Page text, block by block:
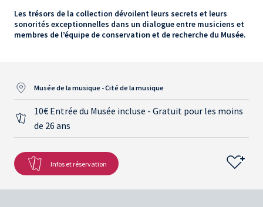
Les trésors de la collection dévoilent leurs secrets et leurs
sonorités exceptionnelles dans un dialogue entre musiciens et
membres de l’équipe de conservation et de recherche du Musée.
Musée de la musique - Cité de la musique
10€ Entrée du Musée incluse - Gratuit pour les moins
de 26 ans
Infos et réservation